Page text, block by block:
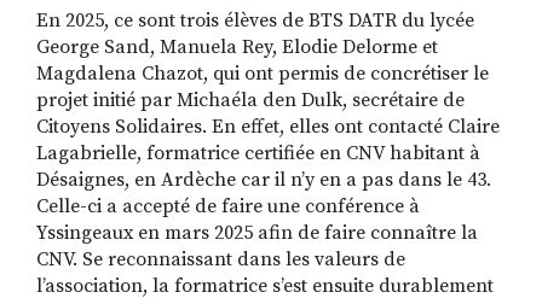
En 2025, ce sont trois élèves de BTS DATR du lycée
George Sand, Manuela Rey, Elodie Delorme et
Magdalena Chazot, qui ont permis de concrétiser le
projet initié par Michaéla den Dulk, secrétaire de
Citoyens Solidaires. En effet, elles ont contacté Claire
Lagabrielle, formatrice certifiée en CNV habitant à
Désaignes, en Ardèche car il n’y en a pas dans le 43.
Celle-ci a accepté de faire une conférence à
Yssingeaux en mars 2025 afin de faire connaître la
CNV. Se reconnaissant dans les valeurs de
l’association, la formatrice s’est ensuite durablement